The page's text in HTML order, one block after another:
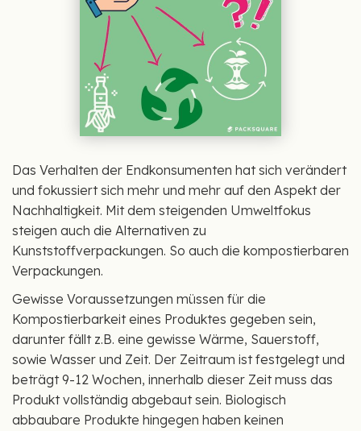
Das Verhalten der Endkonsumenten hat sich verändert
und fokussiert sich mehr und mehr auf den Aspekt der
Nachhaltigkeit. Mit dem steigenden Umweltfokus
steigen auch die Alternativen zu
Kunststoffverpackungen. So auch die kompostierbaren
Verpackungen.
Gewisse Voraussetzungen müssen für die
Kompostierbarkeit eines Produktes gegeben sein,
darunter fällt z.B. eine gewisse Wärme, Sauerstoff,
sowie Wasser und Zeit. Der Zeitraum ist festgelegt und
beträgt 9-12 Wochen, innerhalb dieser Zeit muss das
Produkt vollständig abgebaut sein. Biologisch
abbaubare Produkte hingegen haben keinen